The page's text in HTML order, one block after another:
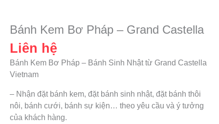
Bánh Kem Bơ Pháp – Grand Castella
Liên hệ
Bánh Kem Bơ Pháp – Bánh Sinh Nhật từ Grand Castella
Vietnam
– Nhận đặt bánh kem, đặt bánh sinh nhật, đặt bánh thôi
nôi, bánh cưới, bánh sự kiện… theo yêu cầu và ý tưởng
của khách hàng.